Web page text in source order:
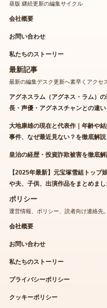
昼版 継続更新の編集サイクル
会社概要
お問い合わせ
私たちのストーリー
最新記事
最新の編集デスク更新へ素早くアクセス
アグネスラム（アグネス・ラム）
長・声優・アグネスチャンとの違
大地康雄の現在と代表作｜年齢や
事件、なぜ最近見ない？を徹底解説
皇治の経歴・投資詐欺被害を徹底
【2025年最新】元宝塚雪組トップ
や夫、子供、出演作品をまとめまし
ポリシー
運営情報、ポリシー、読者向け連絡先。
会社概要
お問い合わせ
私たちのストーリー
プライバシーポリシー
クッキーポリシー